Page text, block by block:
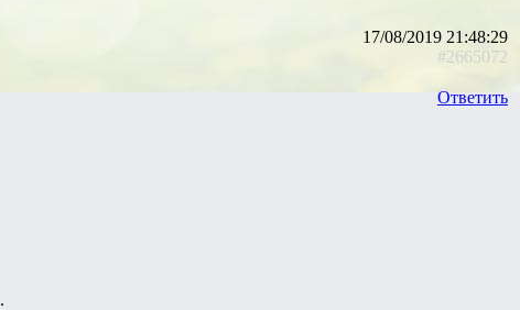
17/08/2019 21:48:29
#2665072
Ответить